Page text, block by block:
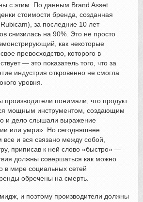
с этим. По данным Brand Asset
стоимости бренда, созданная
за последние 10 лет
снизилась на 90%. Это не просто
как некоторые
превосходство, которого в
— это показатель того, что за
индустрия откровенно не смогла
уровня.
производители понимали, что продукт
мощным инструментом, создающим
и дело слышали выражение
или умри». Но сегодняшнее
и вся связано между собой,
приписав к ней слово «быстро» —
должны совершаться как можно
в мире социальных сетей
обречены на смерть.
и поэтому производители должны